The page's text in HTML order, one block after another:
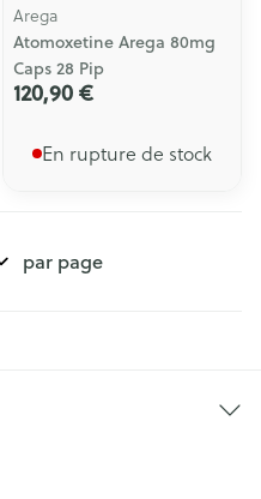
Arega
Atomoxetine Arega 80mg
Caps 28 Pip
120,90 €
En rupture de stock
par page